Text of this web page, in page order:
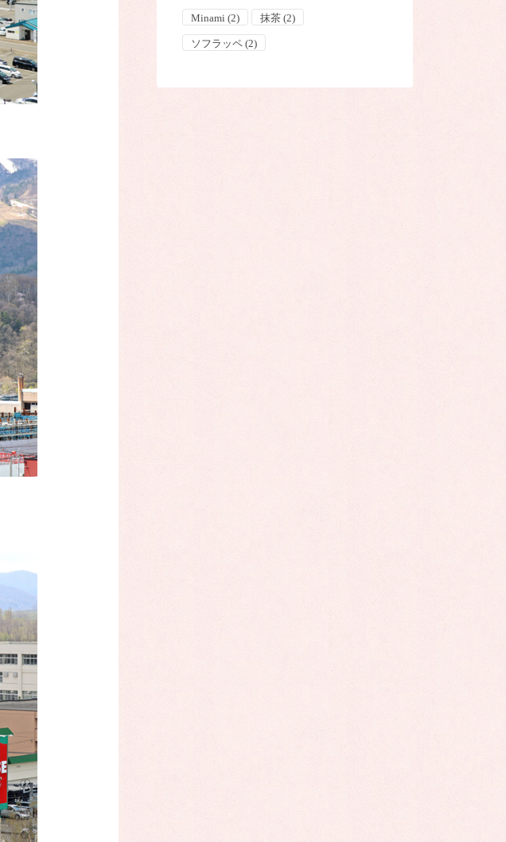
Minami (2) 抹茶 (2)
ソフラッペ (2)